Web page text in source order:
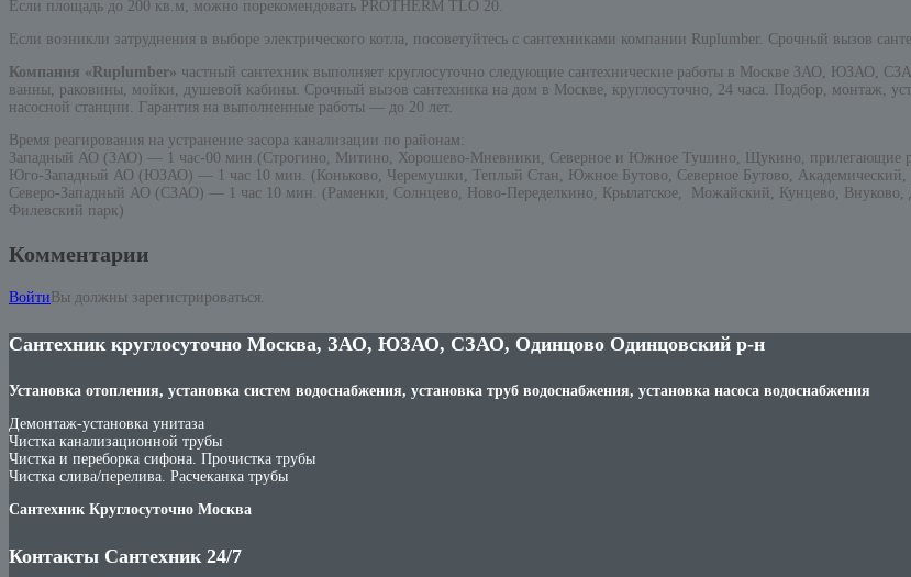
Если площадь до 200 кв.м, можно порекомендовать PROTHERM TLO 20.
Если возникли затруднения в выборе электрического котла, посоветуйтесь с сантехниками компании Ruplumber. Срочный вызов
Компания «Ruplumber» частный сантехник выполняет круглосуточно следующие сантехнические работы в Москве ЗАО, ЮЗАО,
ванны, раковины, мойки, душевой кабины. Срочный вызов сантехника на дом в Москве, круглосуточно, 24 часа. Подбор, монтаж,
насосной станции. Гарантия на выполненные работы — до 20 лет.
Время реагирования на устранение засора канализации по районам:
Западный АО (ЗАО) — 1 час-00 мин.(Строгино, Митино, Хорошево-Мневники, Северное и Южное Тушино, Щукино, прилегающие
Юго-Западный АО (ЮЗАО) — 1 час 10 мин. (Коньково, Черемушки, Теплый Стан, Южное Бутово, Северное Бутово,
Северо-Западный АО (СЗАО) — 1 час 10 мин. (Раменки, Солнцево, Ново-Переделкино, Крылатское, Можайский, Кунцево, Внуково,
Филевский парк)
Комментарии
Войти Вы должны зарегистрироваться.
Сантехник круглосуточно Москва, ЗАО, ЮЗАО, СЗАО, Одинцово Одинцовский р-н
Установка отопления, установка систем водоснабжения, установка труб водоснабжения, установка насоса водоснабжения
Демонтаж-установка унитаза
Чистка канализационной трубы
Чистка и переборка сифона. Прочистка трубы
Чистка слива/перелива. Расчеканка трубы
Сантехник Круглосуточно Москва
Контакты Сантехник 24/7